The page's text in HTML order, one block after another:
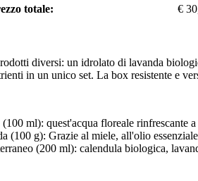
totale:
€
diversi: un idrolato di lavanda
in un unico set. La box resistente e
ml): quest'acqua floreale rinfrescante
(100 g): Grazie al miele, all'olio
(200 ml): calendula biologica,